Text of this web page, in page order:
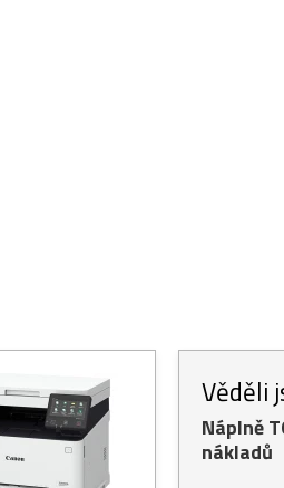
Věděli
Náplně
nákladů